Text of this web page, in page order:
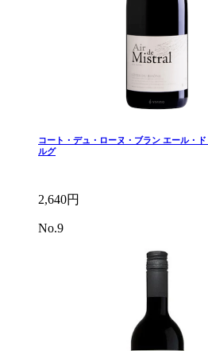
コート・デュ・ローヌ・ブラン エール・
ルグ
2,640円
No.9